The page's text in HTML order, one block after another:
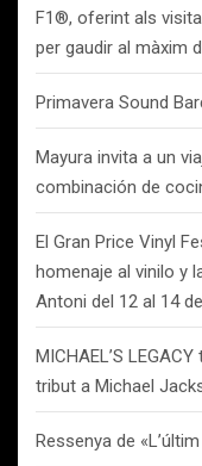
F1®, oferint als
per gaudir al màxim
Primavera Sound
Mayura invita a un
combinación de
El Gran Price Vinyl
homenaje al vinilo y
Antoni del 12 al 14
MICHAEL’S
tribut a Michael
Ressenya de